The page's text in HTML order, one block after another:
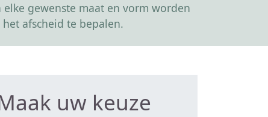
gewenste maat en vorm worden
afscheid te bepalen.
uw keuze